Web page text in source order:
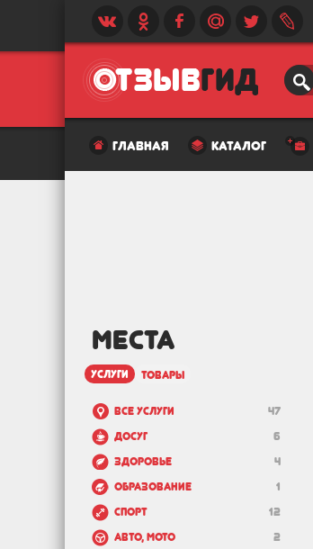
главная каталог
МЕСТА
услуги товары
47
Все услуги
6
Досуг
4
Здоровье
1
Образование
12
Спорт
2
Авто, мото